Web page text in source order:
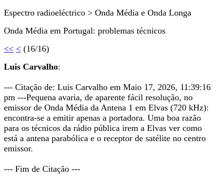
Espectro radioeléctrico > Onda Média e Onda Longa
Onda Média em Portugal: problemas técnicos
<< < (16/16)
Luis Carvalho:
--- Citação de: Luis Carvalho em Maio 17, 2026, 11:39:16
pm ---Pequena avaria, de aparente fácil resolução, no
emissor de Onda Média da Antena 1 em Elvas (720 kHz):
encontra-se a emitir apenas a portadora. Uma boa razão
para os técnicos da rádio pública irem a Elvas ver como
está a antena parabólica e o receptor de satélite no centro
emissor.
--- Fim de Citação ---